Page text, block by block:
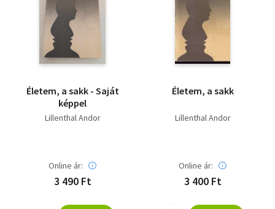
Életem, a sakk - Saját
képpel
Lillenthal Andor
Online ár:
3 490 Ft
Életem, a sakk
Lillenthal Andor
Online ár:
3 400 Ft